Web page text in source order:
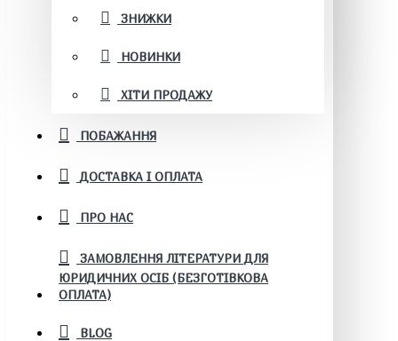
ЗНИЖКИ
НОВИНКИ
ХІТИ ПРОДАЖУ
ПОБАЖАННЯ
ДОСТАВКА І ОПЛАТА
ПРО НАС
ЗАМОВЛЕННЯ ЛІТЕРАТУРИ ДЛЯ
ЮРИДИЧНИХ ОСІБ (БЕЗГОТІВКОВА
ОПЛАТА)
BLOG